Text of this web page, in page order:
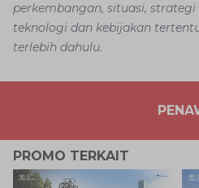
perkembangan, situasi, strategi
teknologi dan kebijakan
terlebih dahulu.
PROMO TERKAIT